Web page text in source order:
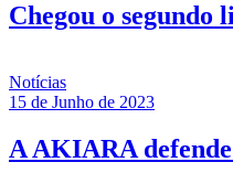
Chegou o
Notícias
15 de Junho de 2023
A AKIARA